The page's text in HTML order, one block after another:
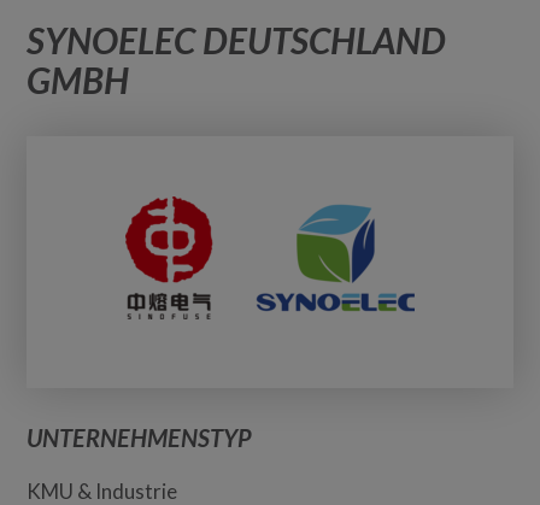
SYNOELEC DEUTSCHLAND
GMBH
UNTERNEHMENSTYP
KMU & Industrie